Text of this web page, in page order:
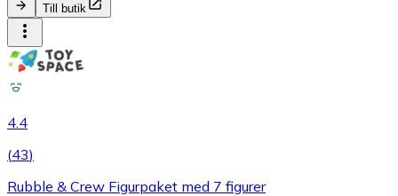
Till butik
4.4
(43)
Rubble & Crew Figurpaket med 7 figurer